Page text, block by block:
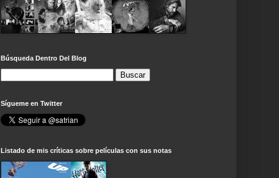
Búsqueda Dentro Del Blog
Sígueme en Twitter
Listado de mis críticas sobre películas con sus notas